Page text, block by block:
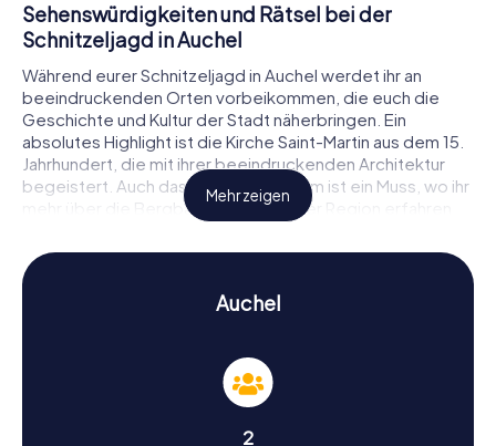
Sehenswürdigkeiten und Rätsel bei der
Schnitzeljagd in Auchel
Während eurer Schnitzeljagd in Auchel werdet ihr an
beeindruckenden Orten vorbeikommen, die euch die
Geschichte und Kultur der Stadt näherbringen. Ein
absolutes Highlight ist die Kirche Saint-Martin aus dem 15.
Jahrhundert, die mit ihrer beeindruckenden Architektur
begeistert. Auch das Bergbaumuseum ist ein Muss, wo ihr
mehr über die Bergbaugeschichte der Region erfahren
aux morts d'Auchel, ein Denkmal, das den Gefallenen der
Weltkriege gewidmet ist. An jedem dieser Orte warten
spannende Rätsel und Aufgaben auf euch, die es zu lösen
gilt, um die Geschichte und Bedeutung dieser
Geschichte und Kultur bei der Schnitzeljagd in
Mehr zeigen
Auchel
2